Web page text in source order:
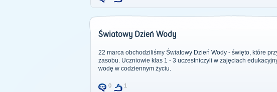
Światowy Dzień Wody
22 marca obchodziliśmy Światowy Dzień Wody - święto, które
zasobu. Uczniowie klas 1 - 3 uczestniczyli w zajęciach
wodę w codziennym życiu.
0 1